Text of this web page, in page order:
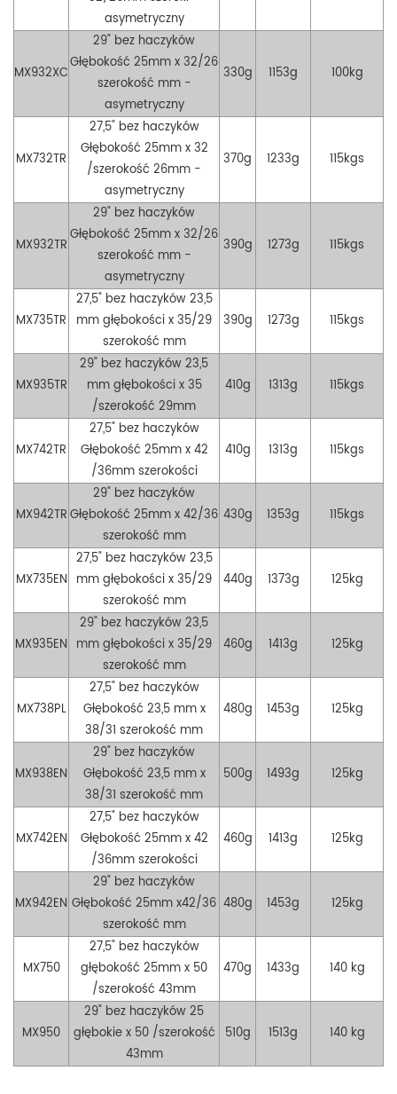
asymetryczny
MX932XC
29" bez haczyków
Głębokość 25mm x 32/26
szerokość mm-
asymetryczny
330g 1153g 100kg
MX732TR
27,5" bez haczyków
Głębokość 25mm x 32
/szerokość 26mm -
asymetryczny
370g 1233g 115kgs
MX932TR
29" bez haczyków
Głębokość 25mm x 32/26
szerokość mm-
asymetryczny
390g 1273g 115kgs
MX735TR
27,5" bez haczyków23,5
mm głębokości x 35/29
szerokość mm
390g 1273g 115kgs
MX935TR
29" bez haczyków23,5
mm głębokości x 35
/szerokość 29mm
410g 1313g 115kgs
MX742TR
27,5" bez haczyków
Głębokość 25mm x 42
/36mm szerokości
410g 1313g 115kgs
MX942TR
29" bez haczyków
Głębokość 25mm x 42/36
szerokość mm
430g 1353g 115kgs
MX735EN
27,5" bez haczyków23,5
mm głębokości x 35/29
szerokość mm
440g 1373g 125kg
MX935EN
29" bez haczyków23,5
mm głębokości x 35/29
szerokość mm
460g 1413g 125kg
MX738PL
27,5" bez haczyków
Głębokość 23,5 mm x
38/31 szerokość mm
480g 1453g 125kg
MX938EN
29" bez haczyków
Głębokość 23,5 mm x
38/31 szerokość mm
500g 1493g 125kg
MX742EN
27,5" bez haczyków
Głębokość 25mm x 42
/36mm szerokości
460g 1413g 125kg
MX942EN
29" bez haczyków
Głębokość 25mm x42/36
szerokość mm
480g 1453g 125kg
MX750
27,5" bez haczyków
głębokość 25mm x 50
/szerokość 43mm
470g 1433g 140 kg
MX950
29" bez haczyków25
głębokie x 50/szerokość
43mm
510g 1513g 140 kg